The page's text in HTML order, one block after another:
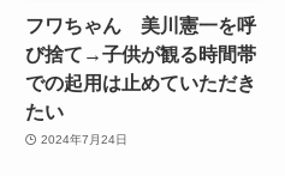
フワちゃん 美川憲一を呼
び捨て→子供が観る時間帯
での起用は止めていただき
たい
2024年7月24日